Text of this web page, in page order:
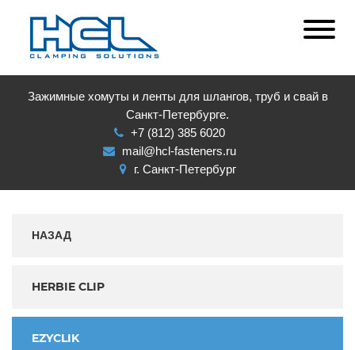
Зажимные хомуты и ленты для шлангов, труб и свай в
Санкт-Петербурге.
+7 (812) 385 6020
mail@hcl-fasteners.ru
г. Санкт-Петербург
НАЗАД
HERBIE CLIP
EZYCLIK